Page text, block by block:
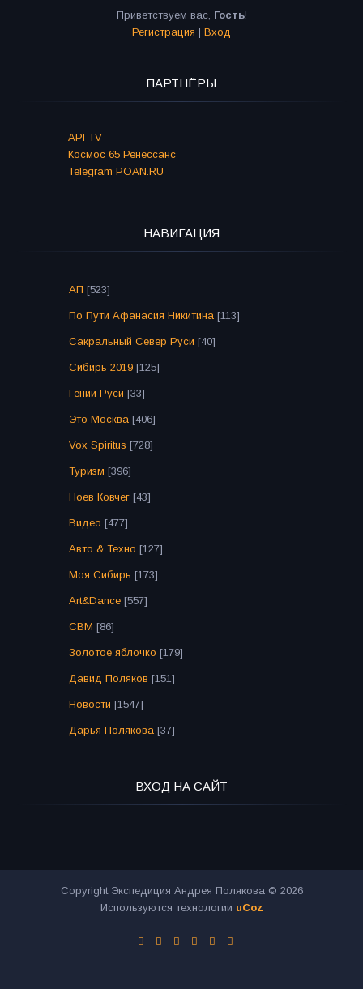
Приветствуем вас, Гость!
Регистрация | Вход
ПАРТНЁРЫ
API TV
Космос 65 Ренессанс
Telegram POAN.RU
НАВИГАЦИЯ
АП [523]
По Пути Афанасия Никитина [113]
Сакральный Север Руси [40]
Сибирь 2019 [125]
Гении Руси [33]
Это Москва [406]
Vox Spiritus [728]
Туризм [396]
Ноев Ковчег [43]
Видео [477]
Авто & Техно [127]
Моя Сибирь [173]
Art&Dance [557]
СВМ [86]
Золотое яблочко [179]
Давид Поляков [151]
Новости [1547]
Дарья Полякова [37]
ВХОД НА САЙТ
Copyright Экспедиция Андрея Полякова © 2026
Используются технологии uCoz